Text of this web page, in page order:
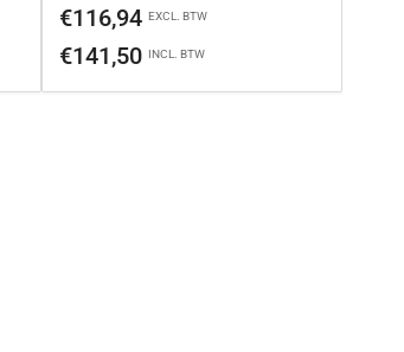
Normale
€116,94 EXCL. BTW
€141,50 INCL. BTW